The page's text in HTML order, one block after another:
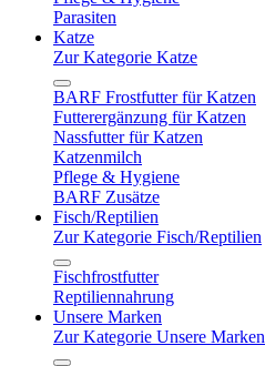
Parasiten
Katze
Zur Kategorie Katze
BARF Frostfutter für Katzen
Futterergänzung für Katzen
Nassfutter für Katzen
Katzenmilch
Pflege & Hygiene
BARF Zusätze
Fisch/Reptilien
Zur Kategorie Fisch/Reptilien
Fischfrostfutter
Reptiliennahrung
Unsere Marken
Zur Kategorie Unsere Marken